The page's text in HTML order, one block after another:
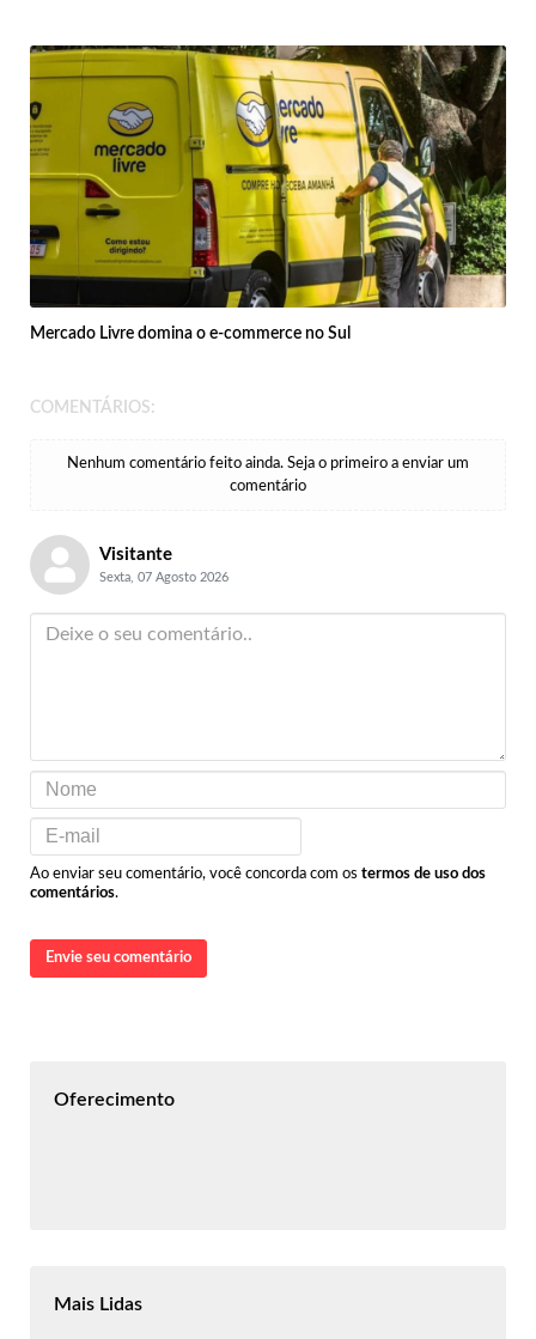
Mercado Livre domina o e-commerce no Sul
COMENTÁRIOS:
Nenhum comentário feito ainda. Seja o primeiro a enviar um
comentário
Visitante
Sexta, 07 Agosto 2026
Ao enviar seu comentário, você concorda com os termos de uso dos
comentários.
Envie seu comentário
Oferecimento
Mais Lidas